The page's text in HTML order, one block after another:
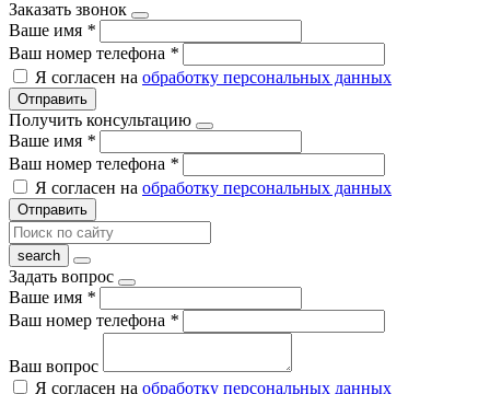
Заказать звонок
Ваше имя *
Ваш номер телефона *
Я согласен на обработку персональных данных
Отправить
Получить консультацию
Ваше имя *
Ваш номер телефона *
Я согласен на обработку персональных данных
Отправить
Задать вопрос
Ваше имя *
Ваш номер телефона *
Ваш вопрос
Я согласен на обработку персональных данных